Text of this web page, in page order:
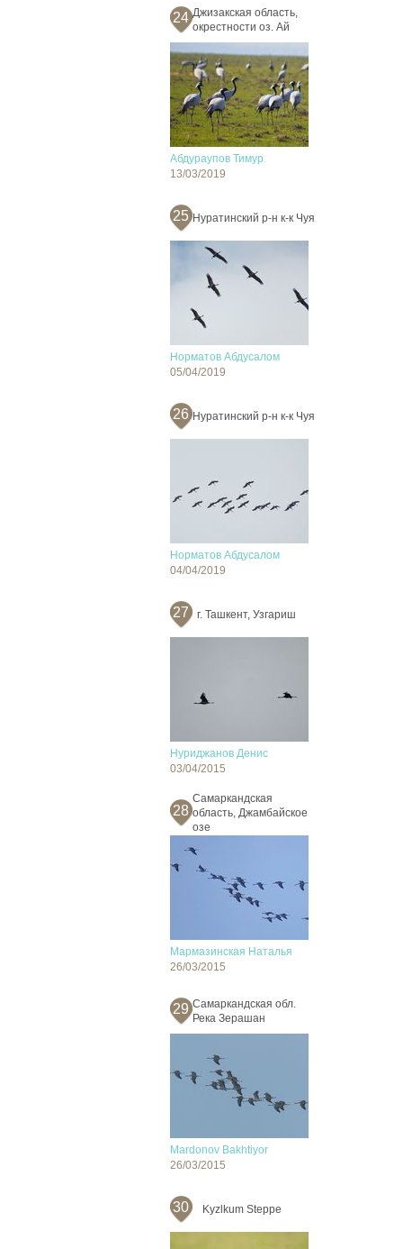
24 Джизакская область,
окрестности оз. Ай
Абдураупов Тимур
13/03/2019
25 Нуратинский р-н к-к Чуя
Норматов Абдусалом
05/04/2019
26 Нуратинский р-н к-к Чуя
Норматов Абдусалом
04/04/2019
27 г. Ташкент, Узгариш
Нуриджанов Денис
03/04/2015
28
Cамаркандская
область, Джамбайское
озе
Мармазинская Наталья
26/03/2015
29 Самаркандская обл.
Река Зерашан
Mardonov Bakhtiyor
26/03/2015
30 Kyzlkum Steppe